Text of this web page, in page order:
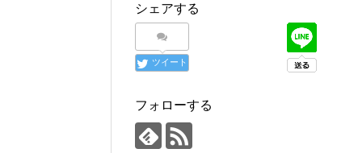
シェアする
ツイート
フォローする